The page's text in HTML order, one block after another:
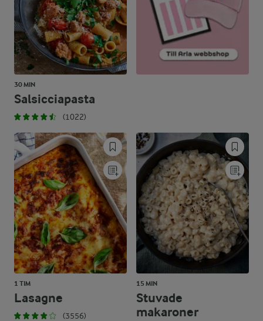
30 MIN
Salsicciapasta
(1022)
1 TIM
Lasagne
(3556)
15 MIN
Stuvade
makaroner